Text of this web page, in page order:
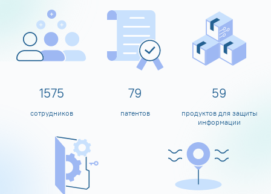
1600
сотрудников
80
патентов
60
продуктов для защиты
информации